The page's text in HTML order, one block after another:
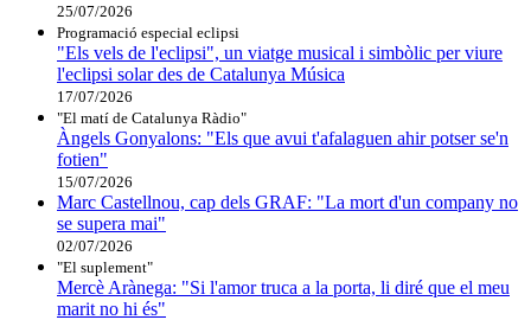
25/07/2026
Programació especial eclipsi
"Els vels de l'eclipsi", un viatge musical i simbòlic per viure
l'eclipsi solar des de Catalunya Música
17/07/2026
"El matí de Catalunya Ràdio"
Àngels Gonyalons: "Els que avui t'afalaguen ahir potser se'n
fotien"
15/07/2026
Marc Castellnou, cap dels GRAF: "La mort d'un company no
se supera mai"
02/07/2026
"El suplement"
Mercè Arànega: "Si l'amor truca a la porta, li diré que el meu
marit no hi és"